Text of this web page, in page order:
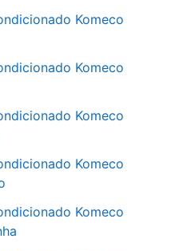
Komeco
Komeco
Komeco
Komeco
Komeco